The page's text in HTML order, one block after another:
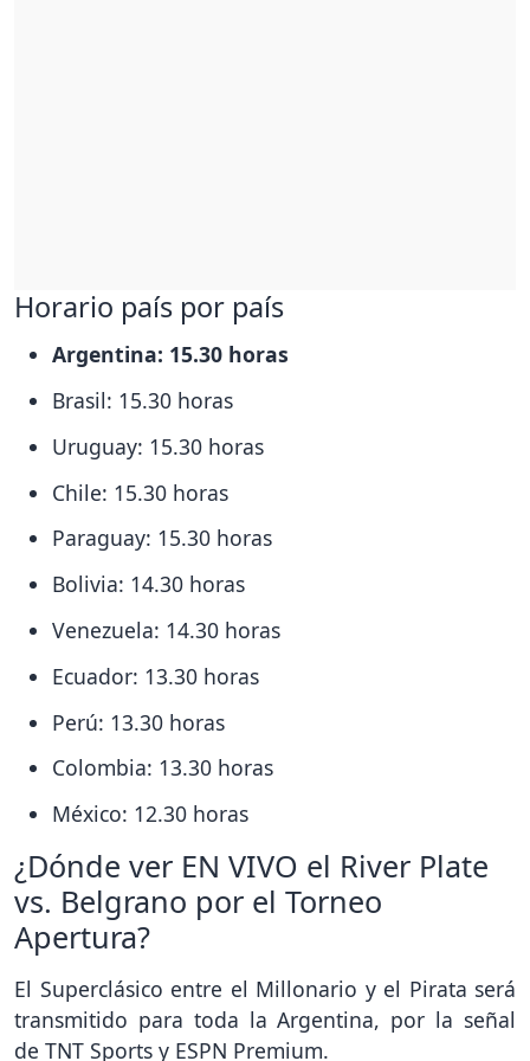
Horario país por país
Argentina: 15.30 horas
Brasil: 15.30 horas
Uruguay: 15.30 horas
Chile: 15.30 horas
Paraguay: 15.30 horas
Bolivia: 14.30 horas
Venezuela: 14.30 horas
Ecuador: 13.30 horas
Perú: 13.30 horas
Colombia: 13.30 horas
México: 12.30 horas
¿Dónde ver EN VIVO el River Plate
vs. Belgrano por el Torneo
Apertura?
El Superclásico entre el Millonario y el Pirata será
transmitido para toda la Argentina, por la señal
de TNT Sports y ESPN Premium.